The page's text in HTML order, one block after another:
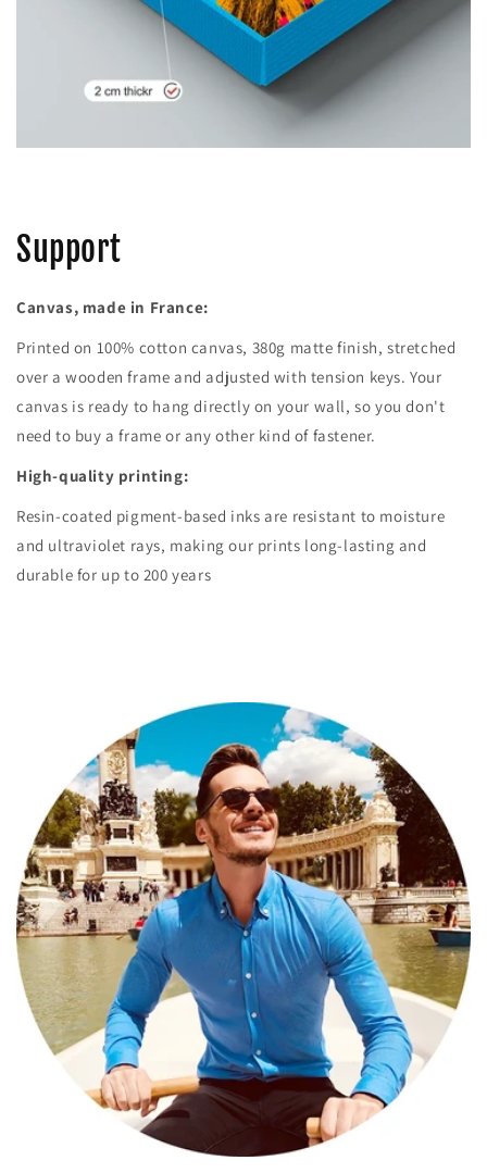
Support
Canvas, made in France:
Printed on 100% cotton canvas, 380g matte finish, stretched
over a wooden frame and adjusted with tension keys. Your
canvas is ready to hang directly on your wall, so you don't
need to buy a frame or any other kind of fastener.
High-quality printing:
Resin-coated pigment-based inks are resistant to moisture
and ultraviolet rays, making our prints long-lasting and
durable for up to 200 years